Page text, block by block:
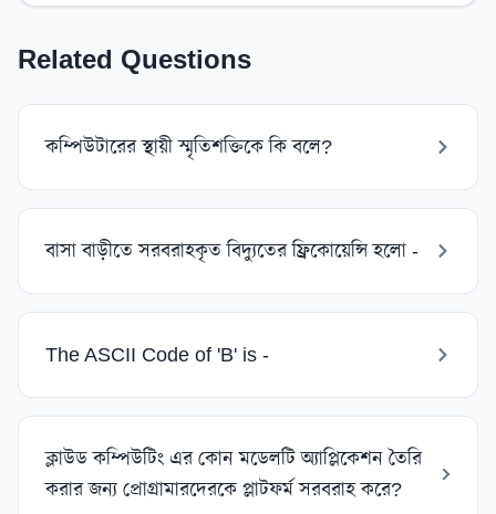
Related Questions
কম্পিউটারের স্থায়ী স্মৃতিশক্তিকে কি বলে?
বাসা বাড়ীতে সরবরাহকৃত বিদ্যুতের ফ্রিকোয়েন্সি হলো -
The ASCII Code of 'B' is -
ক্লাউড কম্পিউটিং এর কোন মডেলটি অ্যাপ্লিকেশন তৈরি
করার জন্য প্রোগ্রামারদেরকে প্লাটফর্ম সরবরাহ করে?